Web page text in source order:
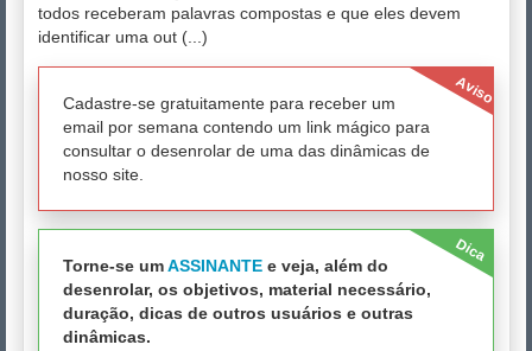
todos receberam palavras compostas e que eles devem
identificar uma out (...)
Aviso
Cadastre-se gratuitamente para receber um
email por semana contendo um link mágico para
consultar o desenrolar de uma das dinâmicas de
nosso site.
Dica
Torne-se umASSINANTE e veja, além do
desenrolar, os objetivos, material necessário,
duração, dicas de outros usuários e outras
dinâmicas.